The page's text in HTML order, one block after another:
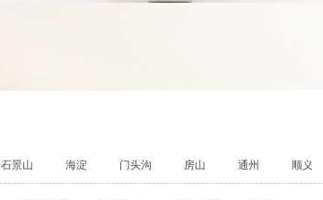
石景山 海淀 门头沟 房山 通州 顺义